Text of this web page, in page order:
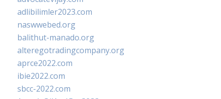
adlibilimler2023.com
naswwebed.org
balithut-manado.org
alteregotradingcompany.org
aprce2022.com
ibie2022.com
sbcc-2022.com